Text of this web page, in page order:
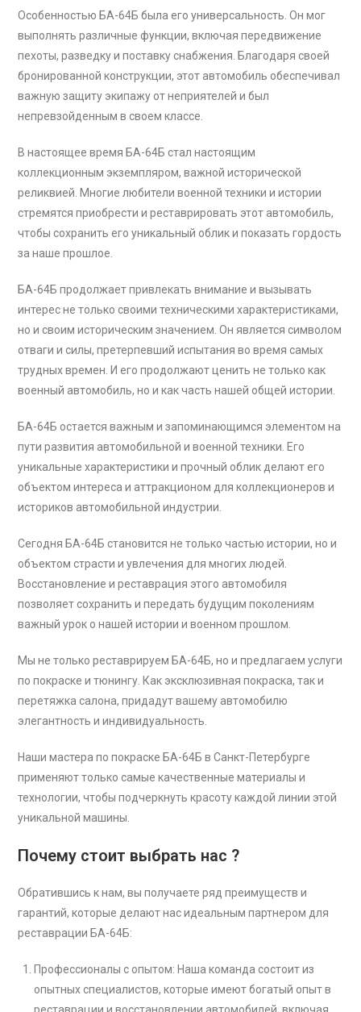
Особенностью БА-64Б была его универсальность. Он мог
выполнять различные функции, включая передвижение
пехоты, разведку и поставку снабжения. Благодаря своей
бронированной конструкции, этот автомобиль обеспечивал
важную защиту экипажу от неприятелей и был
непревзойденным в своем классе.
В настоящее время БА-64Б стал настоящим
коллекционным экземпляром, важной исторической
реликвией. Многие любители военной техники и истории
стремятся приобрести и реставрировать этот автомобиль,
чтобы сохранить его уникальный облик и показать гордость
за наше прошлое.
БА-64Б продолжает привлекать внимание и вызывать
интерес не только своими техническими характеристиками,
но и своим историческим значением. Он является символом
отваги и силы, претерпевший испытания во время самых
трудных времен. И его продолжают ценить не только как
военный автомобиль, но и как часть нашей общей истории.
БА-64Б остается важным и запоминающимся элементом на
пути развития автомобильной и военной техники. Его
уникальные характеристики и прочный облик делают его
объектом интереса и аттракционом для коллекционеров и
историков автомобильной индустрии.
Сегодня БА-64Б становится не только частью истории, но и
объектом страсти и увлечения для многих людей.
Восстановление и реставрация этого автомобиля
позволяет сохранить и передать будущим поколениям
важный урок о нашей истории и военном прошлом.
Мы не только реставрируем БА-64Б, но и предлагаем услуги
по покраске и тюнингу. Как эксклюзивная покраска, так и
перетяжка салона, придадут вашему автомобилю
элегантность и индивидуальность.
Наши мастера по покраске БА-64Б в Санкт-Петербурге
применяют только самые качественные материалы и
технологии, чтобы подчеркнуть красоту каждой линии этой
уникальной машины.
Почему стоит выбрать нас ?
Обратившись к нам, вы получаете ряд преимуществ и
гарантий, которые делают нас идеальным партнером для
реставрации БА-64Б:
Профессионалы с опытом: Наша команда состоит из
опытных специалистов, которые имеют богатый опыт в